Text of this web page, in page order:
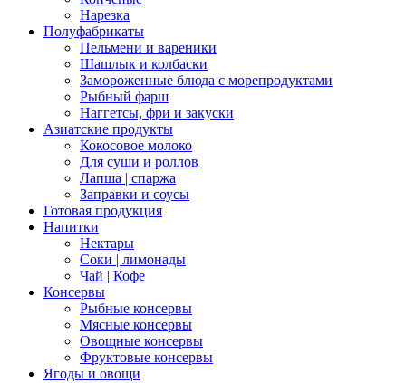
Нарезка
Полуфабрикаты
Пельмени и вареники
Шашлык и колбаски
Замороженные блюда с морепродуктами
Рыбный фарш
Наггетсы, фри и закуски
Азиатские продукты
Кокосовое молоко
Для суши и роллов
Лапша | спаржа
Заправки и соусы
Готовая продукция
Напитки
Нектары
Соки | лимонады
Чай | Кофе
Консервы
Рыбные консервы
Мясные консервы
Овощные консервы
Фруктовые консервы
Ягоды и овощи